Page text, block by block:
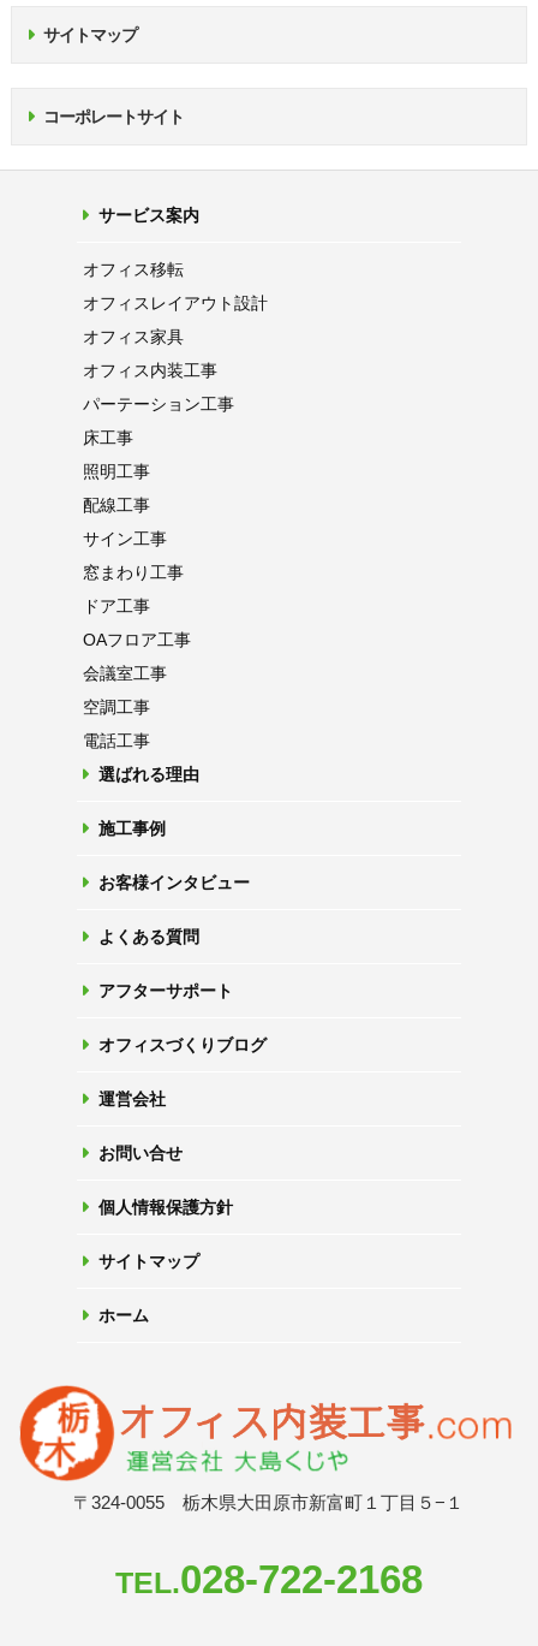
サイトマップ
コーポレートサイト
サービス案内
オフィス移転
オフィス レイアウト設計
オフィス家具
オフィス内装工事
パーテーション工事
床工事
照明工事
配線工事
サイン工事
窓まわり工事
ドア工事
OAフロア工事
会議室工事
空調工事
電話工事
選ばれる理由
施工事例
お客様インタビュー
よくある質問
アフターサポート
オフィスづくりブログ
運営会社
お問い合せ
個人情報保護方針
サイトマップ
ホーム
〒324-0055 栃木県大田原市新富町１丁目５−１
TEL.028-722-2168